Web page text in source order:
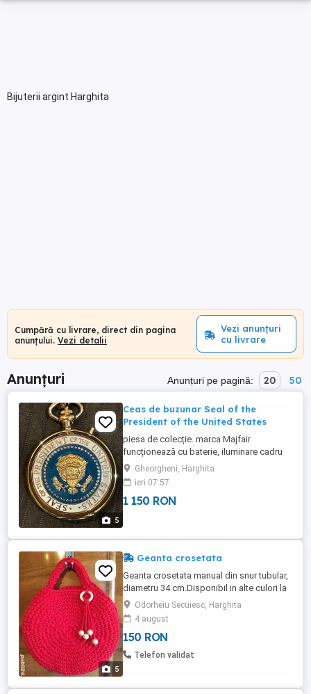
Bijuterii argint Harghita
Cumpără cu livrare, direct din pagina
anunțului. Vezi detalii
Vezi anunțuri
cu livrare
Anunțuri Anunțuri pe pagină: 20 50
5
Ceas de buzunar Seal of the
President of the United States
piesa de colecție. marca Majfair
funcționează cu baterie, iluminare cadru
fara crapaturi sau fisuri
Gheorgheni, Harghita
ieri 07:57
1 150 RON
5
Geanta crosetata
Geanta crosetata manual din snur tubular,
diametru 34 cm.Disponibil in alte culori la
comanda. Poate fi un cadou minunat
pentru persoanele pasionate de
handmade.
Odorheiu Secuiesc, Harghita
4 august
150 RON
Telefon validat